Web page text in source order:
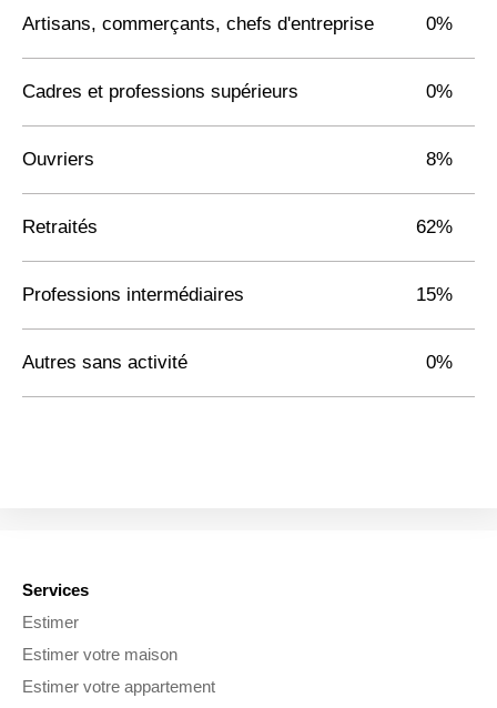
Artisans, commerçants, chefs d'entreprise 0%
Cadres et professions supérieurs 0%
Ouvriers 8%
Retraités 62%
Professions intermédiaires 15%
Autres sans activité 0%
Services
Estimer
Estimer votre maison
Estimer votre appartement